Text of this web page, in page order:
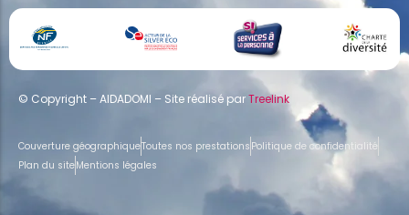
© Copyright – AIDADOMI – Site réalisé parTreelink
Couverture géographiqueToutes nos prestations Politique de confidentialité
Plan du siteMentions légales